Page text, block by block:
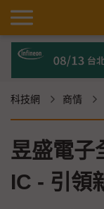
科技網 商情
昱盛電子
IC - 引領